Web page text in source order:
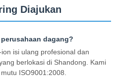
Diajukan
dagang?
isi ulang profesional dan
berlokasi di Shandong. Kami
ISO9001:2008.